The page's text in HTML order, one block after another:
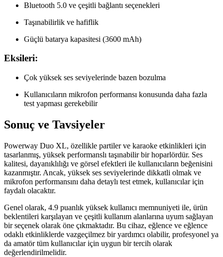
Bluetooth 5.0 ve çeşitli bağlantı seçenekleri
Taşınabilirlik ve hafiflik
Güçlü batarya kapasitesi (3600 mAh)
Eksileri:
Çok yüksek ses seviyelerinde bazen bozulma
Kullanıcıların mikrofon performansı konusunda daha fazla
test yapması gerekebilir
Sonuç ve Tavsiyeler
Powerway Duo XL, özellikle partiler ve karaoke etkinlikleri için
tasarlanmış, yüksek performanslı taşınabilir bir hoparlördür. Ses
kalitesi, dayanıklılığı ve görsel efektleri ile kullanıcıların beğenisini
kazanmıştır. Ancak, yüksek ses seviyelerinde dikkatli olmak ve
mikrofon performansını daha detaylı test etmek, kullanıcılar için
faydalı olacaktır.
Genel olarak, 4.9 puanlık yüksek kullanıcı memnuniyeti ile, ürün
beklentileri karşılayan ve çeşitli kullanım alanlarına uyum sağlayan
bir seçenek olarak öne çıkmaktadır. Bu cihaz, eğlence ve eğlence
odaklı etkinliklerde vazgeçilmez bir yardımcı olabilir, profesyonel ya
da amatör tüm kullanıcılar için uygun bir tercih olarak
değerlendirilmelidir.